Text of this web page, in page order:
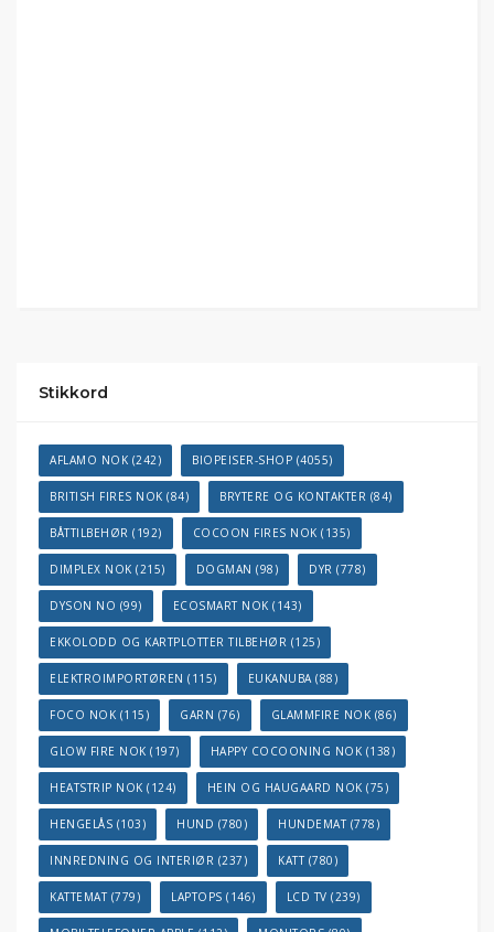
Stikkord
AFLAMO NOK (242) BIOPEISER-SHOP (4055)
BRITISH FIRES NOK (84) BRYTERE OG KONTAKTER (84)
BÅTTILBEHØR (192) COCOON FIRES NOK (135)
DIMPLEX NOK (215) DOGMAN (98) DYR (778)
DYSON NO (99) ECOSMART NOK (143)
EKKOLODD OG KARTPLOTTER TILBEHØR (125)
ELEKTROIMPORTØREN (115) EUKANUBA(88)
FOCO NOK (115) GARN (76) GLAMMFIRE NOK (86)
GLOW FIRE NOK (197) HAPPY COCOONING NOK (138)
HEATSTRIP NOK (124) HEIN OG HAUGAARD NOK (75)
HENGELÅS (103) HUND (780) HUNDEMAT(778)
INNREDNING OG INTERIØR (237) KATT(780)
KATTEMAT(779) LAPTOPS (146) LCD TV (239)